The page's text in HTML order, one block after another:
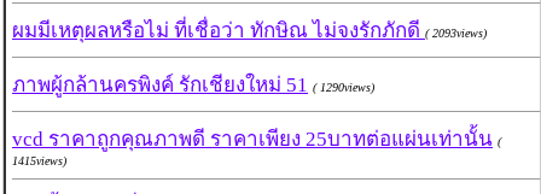
ผมมีเหตุผลหรือไม่ ที่เชื่อว่า ทักษิณ ไม่จงรักภักดี ( 2093views)
ภาพผู้กล้านครพิงค์ รักเชียงใหม่ 51 ( 1290views)
vcd ราคาถูกคุณภาพดี ราคาเพียง 25บาทต่อแผ่นเท่านั้น (
1415views)